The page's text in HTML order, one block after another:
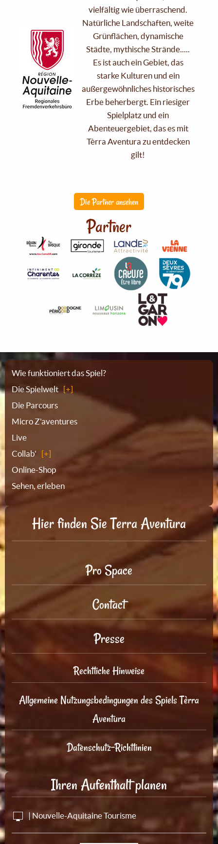
vielfältig wie überraschend.
Natürliche Landschaften, weite
Grünflächen, dynamische
Städte, mythische Strände.....
Es ist auch ein Gebiet, das
starke Kulturen und ein
außergewöhnliches historisches
Erbe beherbergt. Ein riesiger
Spielplatz und ein
Abenteuergebiet, das es mit
Tèrra Aventura zu entdecken
gilt!
Die Partner ansehen
Partner
Sitemap
Wie funktioniert das Spiel?
Die Spielwelt
Die Parcours
Micro Z'aventures
Live
Collab'
Online-Shop
Sehen, erleben
Hier finden Sie Terra Aventura
Pro Space
Contact
Presse
Rechtliche Hinweise
Allgemeine Nutzungsbedingungen des Spiels Tèrra
Aventura
Datenschutz-Richtlinien
Ihren Aufenthalt planen
| Nouvelle-Aquitaine Tourisme